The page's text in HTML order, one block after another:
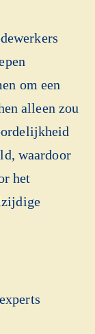
om een
alleen zou
waardoor
het